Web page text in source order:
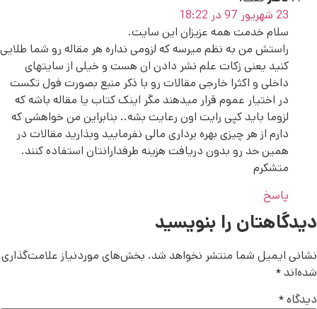
23 شهریور 97 در 18:22
سلام خدمت همه عزیزان این سایت.
راستش من به نظم میرسه که لزومی نداره هر مقاله رو شما طلایی
کنید یعنی زکات علم نشر دادن ان هست و خیلی از سایتهای
داخلی و اکثرا خارجی مقالات رو با ذکر منبع بصورت فول تکست
در اختیار عموم قرار میدهند مگر اینک کتاب یا مقاله باشه که
لزوما باید کپی رایت اون رعایت بشه.. بنابراین من خواهشی که
دارم از هر چیزی بهره برداری مالی نفرمایید وبذارید مقالات در
همین حد رو بدون دریافت هزینه طرفدارانتان استفاده کنند.
متشکرم
پاسخ
دیدگاهتان را بنویسید
نشانی ایمیل شما منتشر نخواهد شد. بخش‌های موردنیاز علامت‌گذاری
شده‌اند*
دیدگاه*